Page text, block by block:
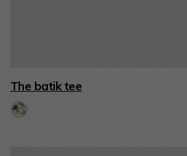
The batik tee